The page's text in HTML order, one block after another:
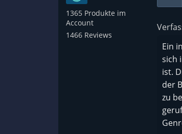
1365 Produkte im
Account
1466 Reviews
Ein
sich
ist.
der
zu